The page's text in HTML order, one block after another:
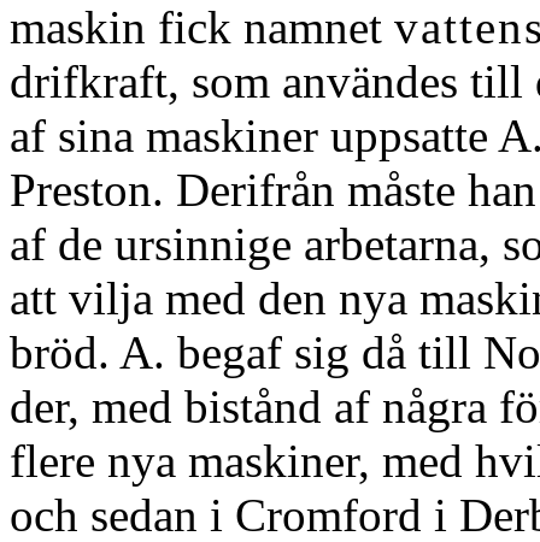
maskin fick namnet
drifkraft, som användes till
af sina maskiner uppsatte
Preston. Derifrån måste
af de ursinnige arbetarna,
att vilja med den nya
bröd. A. begaf sig då till
der, med bistånd af några
flere nya maskiner, med
och sedan i Cromford i